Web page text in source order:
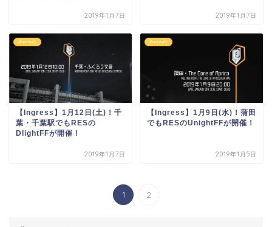
2019年1月7日 2019年1月7日
Anomaly
【Ingress】1月12日(土)！千
葉・千葉駅でもRESの
DlightFFが開催！
2019年1月7日
Anomaly
【Ingress】1月9日(水)！蒲田
でもRESのUnightFFが開催！
2019年1月5日
1 2